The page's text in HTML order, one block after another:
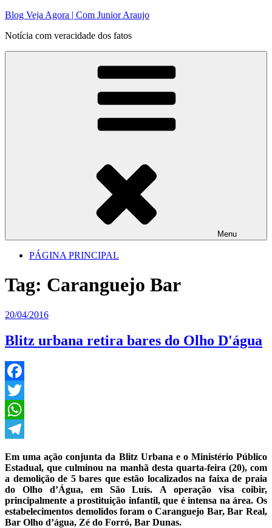
Pular
o
Blog Veja Agora | Com Junior Araujo
Notícia com veracidade dos fatos
Menu
PÁGINA PRINCIPAL
Tag: Caranguejo Bar
Publicado
20/04/2016
Blitz urbana retira bares do Olho D'água
Facebook
Twitter
WhatsApp
Em uma ação conjunta da Blitz Urbana e o Ministério Público
Estadual, que culminou na manhã desta quarta-feira (20), com
a demolição de 5 bares que estão localizados na faixa de praia
do Olho d’Água, em São Luís. A operação visa coibir,
principalmente a prostituição infantil, que é intensa na área. Os
estabelecimentos demolidos foram o Caranguejo Bar, Bar Real,
Bar Olho d’água, Zé do Forró, Bar Dunas.